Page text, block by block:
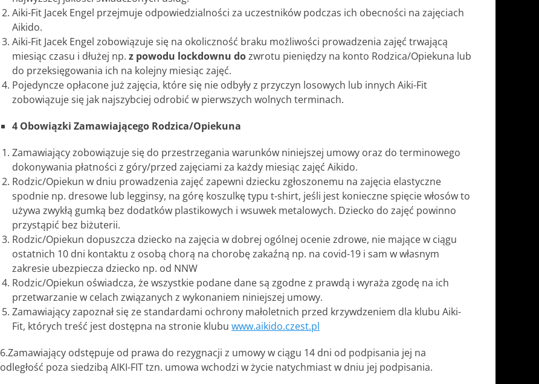
Aiki-Fit Jacek Engel przejmuje odpowiedzialności za uczestników podczas ich obecności na zajęciach
Aikido.
Aiki-Fit Jacek Engel zobowiązuje się na okoliczność braku możliwości prowadzenia zajęć trwającą
miesiąc czasu i dłużej np. z powodu lockdownu dozwrotu pieniędzy na konto Rodzica/Opiekuna lub
do przeksięgowania ich na kolejny miesiąc zajęć.
Pojedyncze opłacone już zajęcia, które się nie odbyły z przyczyn losowych lub innych Aiki-Fit
zobowiązuje się jak najszybciej odrobić w pierwszych wolnych terminach.
4 Obowiązki Zamawiającego Rodzica/Opiekuna
Zamawiający zobowiązuje się do przestrzegania warunków niniejszej umowy oraz do terminowego
dokonywania płatności z góry/przed zajęciami za każdy miesiąc zajęć Aikido.
Rodzic/Opiekun w dniu prowadzenia zajęć zapewni dziecku zgłoszonemu na zajęcia elastyczne
spodnie np. dresowe lub legginsy, na górę koszulkę typu t-shirt, jeśli jest konieczne spięcie włosów to
używa zwykłą gumką bez dodatków plastikowych i wsuwek metalowych. Dziecko do zajęć powinno
przystąpić bez biżuterii.
Rodzic/Opiekun dopuszcza dziecko na zajęcia w dobrej ogólnej ocenie zdrowe, nie mające w ciągu
ostatnich 10 dni kontaktu z osobą chorą na chorobę zakaźną np. na covid-19 i sam w własnym
zakresie ubezpiecza dziecko np. od NNW
Rodzic/Opiekun oświadcza, że wszystkie podane dane są zgodne z prawdą i wyraża zgodę na ich
przetwarzanie w celach związanych z wykonaniem niniejszej umowy.
Zamawiający zapoznał się ze standardami ochrony małoletnich przed krzywdzeniem dla klubu Aiki-
Fit, których treść jest dostępna na stronie klubu www.aikido.czest.pl
6.Zamawiający odstępuje od prawa do rezygnacji z umowy w ciągu 14 dni od podpisania jej na
odległość poza siedzibą AIKI-FIT tzn. umowa wchodzi w życie natychmiast w dniu jej podpisania.